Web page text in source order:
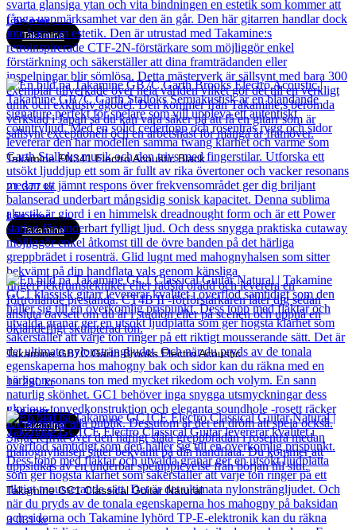
Läs mer
Takamine
Takamine FN341 Electro Acoustic Black
21 377kr
Läs mer
Takamine
Takamine GB7C Garth Brooks Electro Acoustic
19 290kr
Läs mer
Takamine
Takamine GC1 Classical Guitar Natural
3 031kr